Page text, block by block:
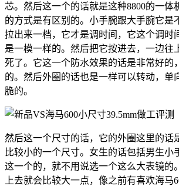
芯。然后这一个的话就是这种8800的一体
的方式是有区别的。小手腕跟大手腕它是
拉出来一档，它才是调时间，它这个调时
是一模一样的。然后把它按进去，一边往
死了。它这一个防水效果的话是非常好的
的。然后外圈的话也是一样可以转动，单
脆的。
然后这一个尺寸的话，它的外圈这里的话
比较小的一个尺寸。女生的话包括男生小
这一个的，就不用说选一个这么大表镜的
上去就会比较大一点，像之前有喜欢海马